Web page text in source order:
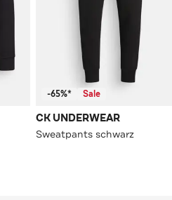
-65%* Sale
CK UNDERWEAR
Sweatpants schwarz